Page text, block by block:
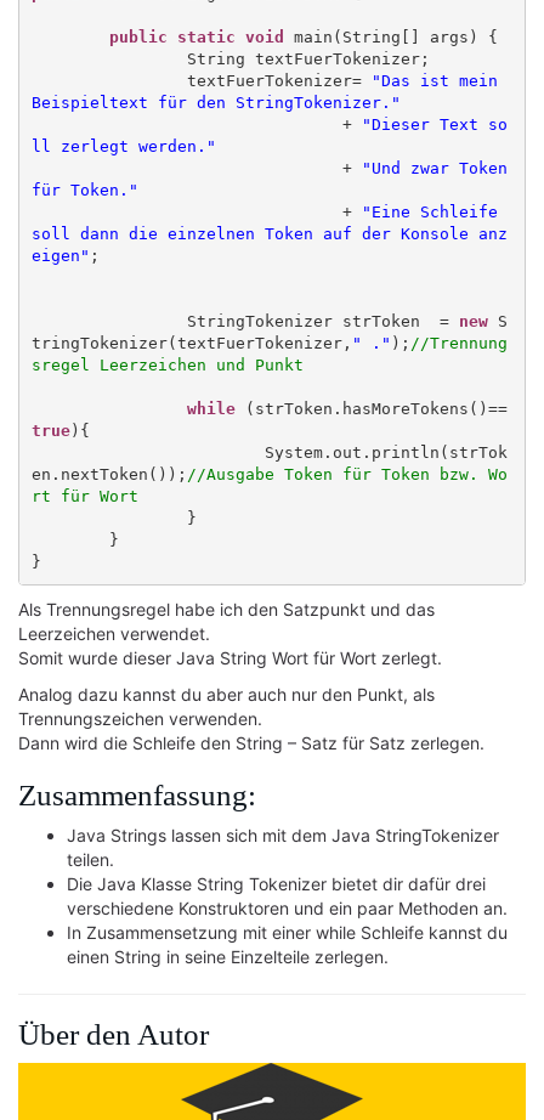
public static void
main(String[] args) {
		textFuerTokenizer=
"Das ist mein
Beispieltext für den StringTokenizer."
				+
"Dieser Text so
ll zerlegt werden."
				+
"Und zwar Token
für Token."
				+
"Eine Schleife
soll dann die einzelnen Token auf der Konsole anz
eigen" ;
		StringTokenizer strToken  =
new S
tringTokenizer(textFuerTokenizer, " ." ); //Trennung
sregel Leerzeichen und Punkt
while (strToken.hasMoreTokens()==
true){
en.nextToken()); //Ausgabe Token für Token bzw. Wo
rt für Wort
Als Trennungsregel habe ich den Satzpunkt und das
Leerzeichen verwendet.
Somit wurde dieser Java String Wort für Wort zerlegt.
Analog dazu kannst du aber auch nur den Punkt, als
Trennungszeichen verwenden.
Dann wird die Schleife den String – Satz für Satz zerlegen.
Zusammenfassung:
Java Strings lassen sich mit dem Java StringTokenizer
teilen.
Die Java Klasse String Tokenizer bietet dir dafür drei
verschiedene Konstruktoren und ein paar Methoden an.
In Zusammensetzung mit einer while Schleife kannst du
einen String in seine Einzelteile zerlegen.
Über den Autor